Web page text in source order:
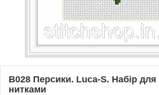
B028 Персики. Luca-S. Набір
нитками